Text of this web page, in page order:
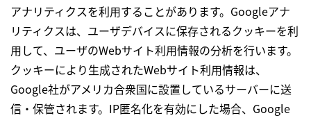
アナリティクスを利用することがあります。Googleアナ
リティクスは、ユーザデバイスに保存されるクッキーを利
用して、ユーザのWebサイト利用情報の分析を行います。
クッキーにより生成されたWebサイト利用情報は、
Google社がアメリカ合衆国に設置しているサーバーに送
信・保管されます。IP匿名化を有効にした場合、Google